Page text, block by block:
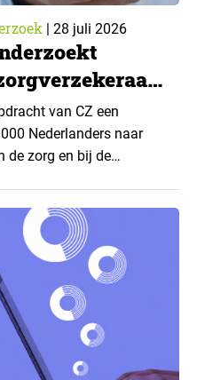
| 28 juli 2026
van CZ een
Nederlanders naar
de zorg en bij de
zij een grens? Dit
Miles
zijn…